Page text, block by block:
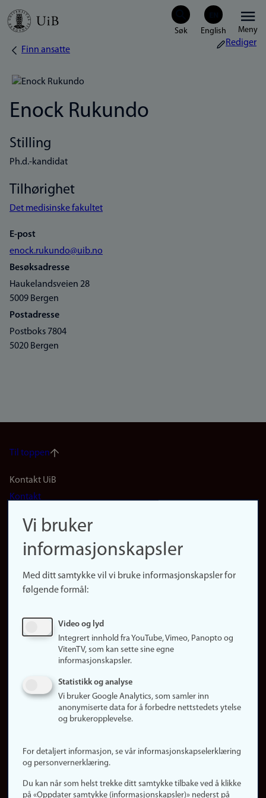
Hopp
Meny
Navigasjonssti
Finn ansatte
Rediger
Enock Rukundo
Stilling
Ph.d.-kandidat
Tilhørighet
Det medisinske fakultet
E-post
enock.rukundo@uib.no
Besøksadresse
Haukelandsveien 28
5009 Bergen
Postadresse
Postboks 7804
5020 Bergen
Til toppen
Footer
(no)
Kontakt UiB
Kontakt
Finn forsker
Presse
Finn studier
Ledige stillinger
Om nettstedet
Informasjonskapsler
Personvern
Vi bruker
informasjonskapsler
Med ditt samtykke vil vi bruke informasjonskapsler for
følgende formål:
Video og lyd
Integrert innhold fra YouTube, Vimeo, Panopto og
VitenTV, som kan sette sine egne
informasjonskapsler.
Statistikk og analyse
Vi bruker Google Analytics, som samler inn
anonymiserte data for å forbedre nettstedets ytelse
og brukeropplevelse.
For detaljert informasjon, se vår informasjonskapselerklæring
og personvernerklæring.
Du kan når som helst trekke ditt samtykke tilbake ved å klikke
på «Oppdater samtykke (informasjonskapsler)» nederst på